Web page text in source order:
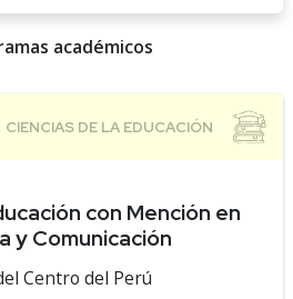
académicos
con Mención en
y Comunicación
Centro del Perú